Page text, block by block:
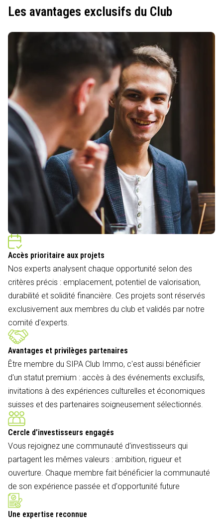
Les avantages exclusifs du Club
Accès prioritaire aux projets
Nos experts analysent chaque opportunité selon des
critères précis : emplacement, potentiel de valorisation,
durabilité et solidité financière. Ces projets sont réservés
exclusivement aux membres du club et validés par notre
comité d'experts.
Avantages et privilèges partenaires
Être membre du SIPA Club Immo, c'est aussi bénéficier
d'un statut premium : accès à des événements exclusifs,
invitations à des expériences culturelles et économiques
suisses et des partenaires soigneusement sélectionnés.
Cercle d’investisseurs engagés
Vous rejoignez une communauté d'investisseurs qui
partagent les mêmes valeurs : ambition, rigueur et
ouverture. Chaque membre fait bénéficier la communauté
de son expérience passée et d'opportunité future
Une expertise reconnue